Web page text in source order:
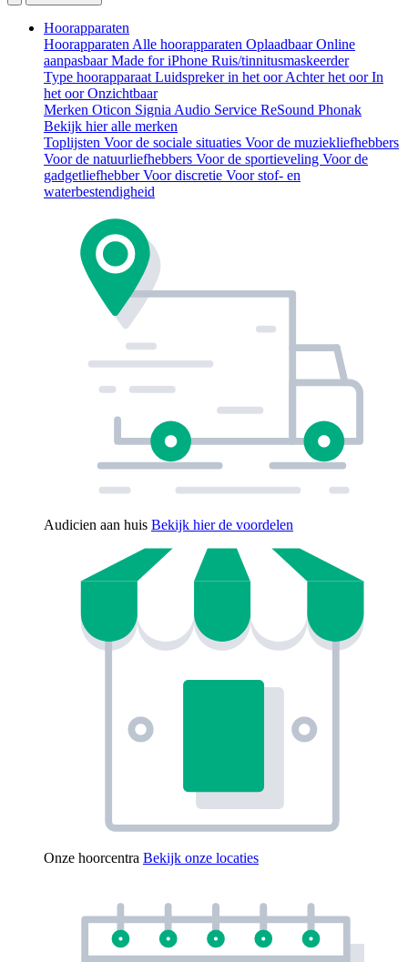
Hoorapparaten
Hoorapparaten Alle hoorapparaten OplaadbaarOnline
aanpasbaarMade for iPhone Ruis/tinnitusmaskeerder
Type hoorapparaat Luidspreker in het oorAchter het oorIn
het oorOnzichtbaar
Merken Oticon Signia Audio Service ReSound Phonak
Bekijk hier alle merken
Toplijsten Voor de sociale situaties Voor de muziekliefhebbers
Voor de natuurliefhebbers Voor de sportieveling Voor de
gadgetliefhebberVoor discretie Voor stof- en
waterbestendigheid
Audicien aan huis Bekijk hier de voordelen
Onze hoorcentra Bekijk onze locaties